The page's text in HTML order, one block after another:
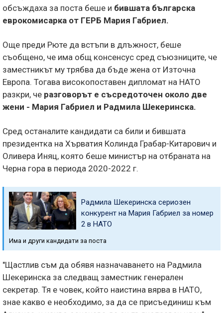
обсъждаха за поста беше и бившата българска
еврокомисарка от ГЕРБ Мария Габриел.
Още преди Рюте да встъпи в длъжност, беше
съобщено, че има общ консенсус сред съюзниците, че
заместникът му трябва да бъде жена от Източна
Европа. Тогава високопоставен дипломат на НАТО
разкри, че разговорът е съсредоточен около две
жени - Мария Габриел и Радмила Шекеринска.
Сред останалите кандидати са били и бившата
президентка на Хърватия Колинда Грабар-Китарович и
Оливера Иняц, която беше министър на отбраната на
Черна гора в периода 2020-2022 г.
Радмила Шекеринска сериозен
конкурент на Мария Габриел за номер
2 в НАТО
Има и други кандидати за поста
"Щастлив съм да обявя назначаването на Радмила
Шекеринска за следващ заместник генерален
секретар. Тя е човек, който наистина вярва в НАТО,
знае какво е необходимо, за да се присъединиш към